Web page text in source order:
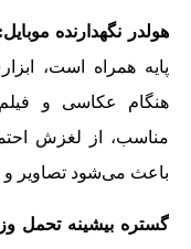
هولدر نگهدارنده موبایل:
پایه همراه است،
هنگام عکاسی و
مناسب، از لغزش
باعث می‌شود تصاویر و
گستره بیشینه تحمل